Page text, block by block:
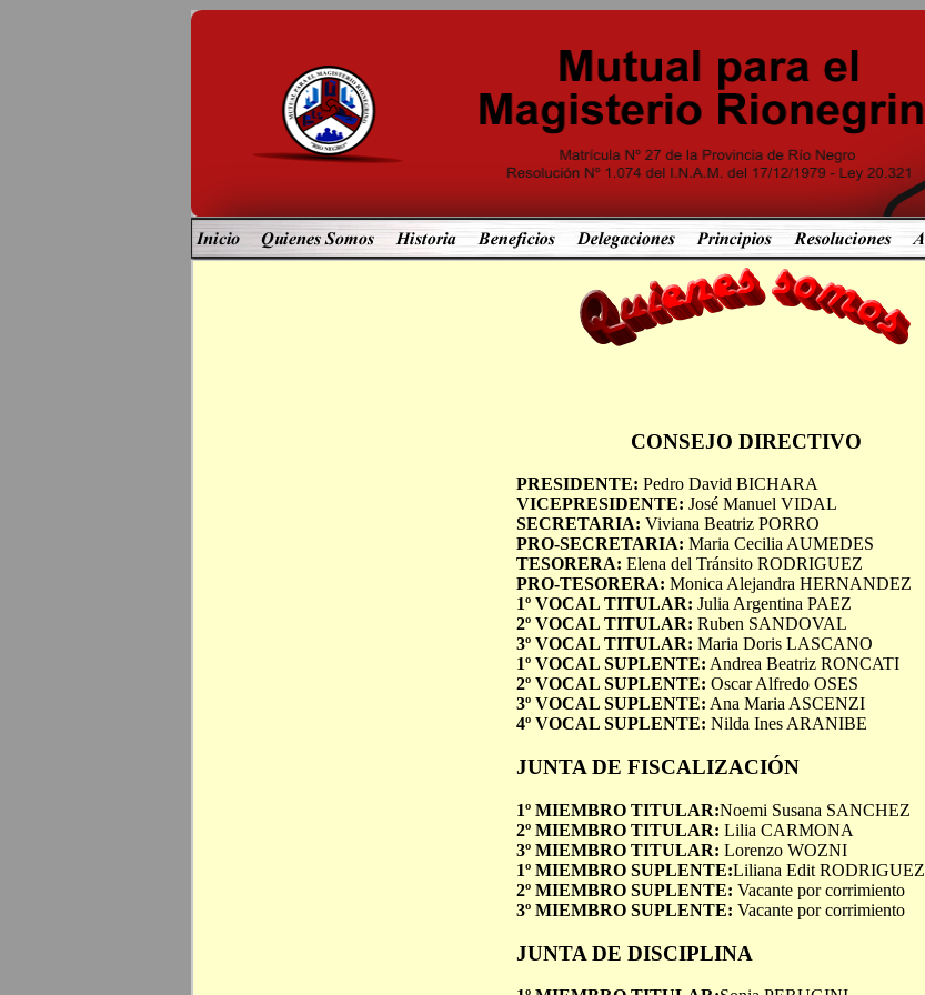
CONSEJO DIRECTIVO
PRESIDENTE: Pedro David BICHARA
VICEPRESIDENTE: José Manuel VIDAL
SECRETARIA: Viviana Beatriz PORRO
PRO-SECRETARIA: Maria Cecilia AUMEDES
TESORERA: Elena del Tránsito RODRIGUEZ
PRO-TESORERA: Monica Alejandra HERNANDEZ
1º VOCAL TITULAR: Julia Argentina PAEZ
2º VOCAL TITULAR: Ruben SANDOVAL
3º VOCAL TITULAR: Maria Doris LASCANO
1º VOCAL SUPLENTE: Andrea Beatriz RONCATI
2º VOCAL SUPLENTE: Oscar Alfredo OSES
3º VOCAL SUPLENTE: Ana Maria ASCENZI
4º VOCAL SUPLENTE: Nilda Ines ARANIBE
JUNTA DE FISCALIZACIÓN
1º MIEMBRO TITULAR:Noemi Susana SANCHEZ
2º MIEMBRO TITULAR: Lilia CARMONA
3º MIEMBRO TITULAR: Lorenzo WOZNI
1º MIEMBRO SUPLENTE:Liliana Edit RODRIGUEZ
2º MIEMBRO SUPLENTE: Vacante por corrimiento
3º MIEMBRO SUPLENTE: Vacante por corrimiento
JUNTA DE DISCIPLINA